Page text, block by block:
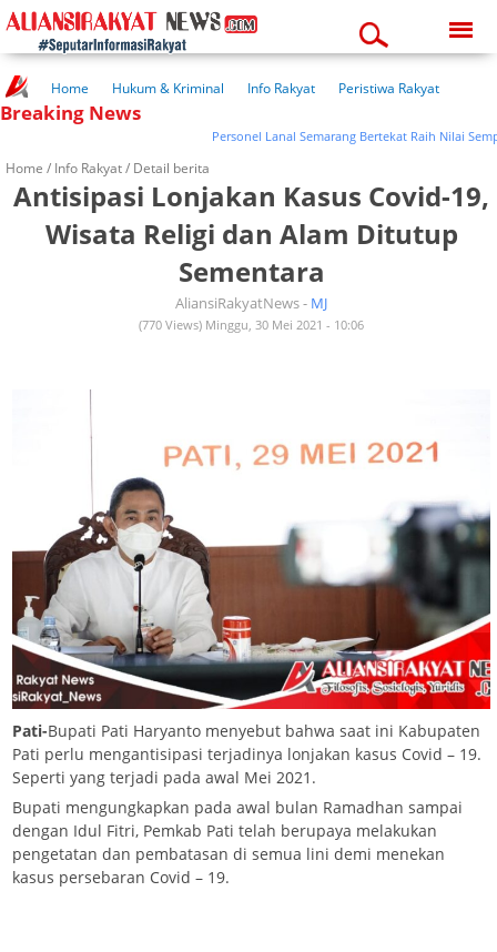
06:22:20 pm
Home Hukum & Kriminal Info Rakyat
Peristiwa Rakyat
Kuliner Rakyat
Wisata Rakyat
Breaking News
Personel Lanal Semarang Bertekat Raih Nilai
Home / Info Rakyat/ Detail berita
Antisipasi Lonjakan Kasus Covid-19,
Wisata Religi dan Alam Ditutup
Sementara
AliansiRakyatNews - MJ
(770 Views) Minggu, 30 Mei 2021 - 10:06
Pati-Bupati Pati Haryanto menyebut bahwa saat ini Kabupaten
Pati perlu mengantisipasi terjadinya lonjakan kasus Covid – 19.
Seperti yang terjadi pada awal Mei 2021.
Bupati mengungkapkan pada awal bulan Ramadhan sampai
dengan Idul Fitri, Pemkab Pati telah berupaya melakukan
pengetatan dan pembatasan di semua lini demi menekan
kasus persebaran Covid – 19.